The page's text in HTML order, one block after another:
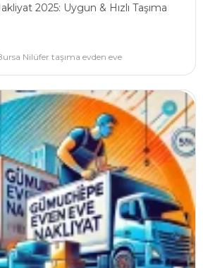
2025: Uygun & Hızlı Taşıma
Nilüfer taşıma evden eve